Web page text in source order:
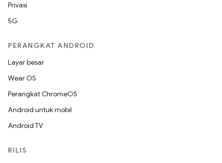
Privasi
5G
PERANGKAT ANDROID
Layar besar
Wear OS
Perangkat ChromeOS
Android untuk mobil
Android TV
RILIS